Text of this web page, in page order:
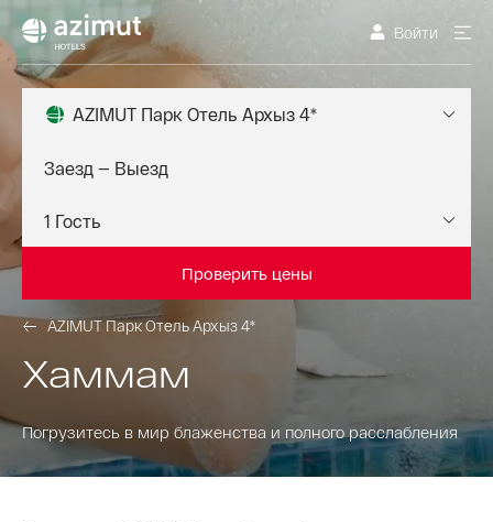
Войти
AZIMUT Парк Отель Архыз 4*
Проверить цены
AZIMUT Парк Отель Архыз 4*
Хаммам
Погрузитесь в мир блаженства и полного расслабления